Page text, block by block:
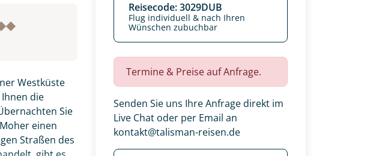
Reisecode: 3029DUB
Flug individuell & nach Ihren
Wünschen zubuchbar
Termine & Preise auf Anfrage.
Senden Sie uns Ihre Anfrage direkt im
Live Chat oder per Email an
kontakt@talisman-reisen.de
Westküste
die
Sie
einen
Straßen des